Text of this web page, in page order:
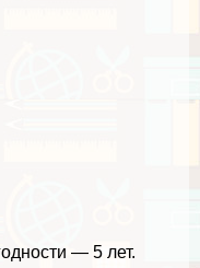
— 5 лет.